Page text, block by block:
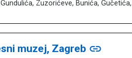
Zuzorićeve, Bunića,
muzej, Zagreb link